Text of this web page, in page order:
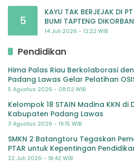
5
KAYU TAK BERJEJAK DI
BUMI TAPTENG
KEUNTUNGAN? KETUA
14 Juli 2026 - 12:22 WIB
Pendidikan
Hima Palas Riau Berkolaborasi
Padang Lawas Gelar Pelatihan
Padang Lawas
5 Agustus 2026 - 08:02 WIB
Kelompok 18 STAIN Madina KKN
Kabupaten Padang Lawas
3 Agustus 2026 - 19:15 WIB
SMKN 2 Batangtoru Tegaskan
PTAR untuk Kepentingan
22 Juli 2026 - 18:42 WIB